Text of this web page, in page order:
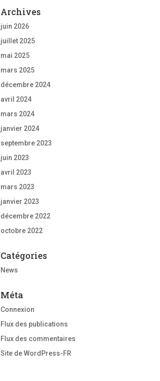
Archives
juin 2026
juillet 2025
mai 2025
mars 2025
décembre 2024
avril 2024
mars 2024
janvier 2024
septembre 2023
juin 2023
avril 2023
mars 2023
janvier 2023
décembre 2022
octobre 2022
Catégories
News
Méta
Connexion
Flux des publications
Flux des commentaires
Site de WordPress-FR